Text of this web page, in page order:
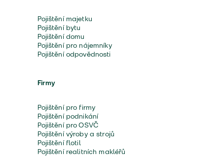
Pojištění majetku
Pojištění bytu
Pojištění domu
Pojištění pro nájemníky
Pojištění odpovědnosti
Firmy
Pojištění pro firmy
Pojištění podnikání
Pojištění pro OSVČ
Pojištění výroby a strojů
Pojištění flotil
Pojištění realitních makléřů